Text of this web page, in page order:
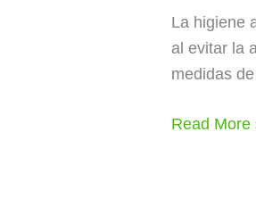
La higiene
al evitar la
medidas
Read More